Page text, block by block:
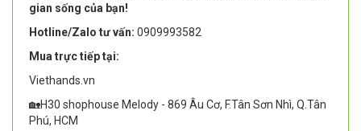
gian sống của bạn!
Hotline/Zalo tư vấn: 0909993582
Mua trực tiếp tại:
Viethands.vn
🏡H30 shophouse Melody - 869 Âu Cơ, F.Tân Sơn Nhì, Q.Tân
Phú, HCM